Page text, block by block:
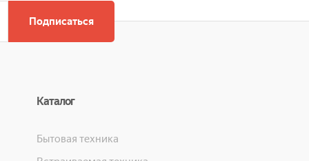
Подписаться
Каталог
Бытовая техника